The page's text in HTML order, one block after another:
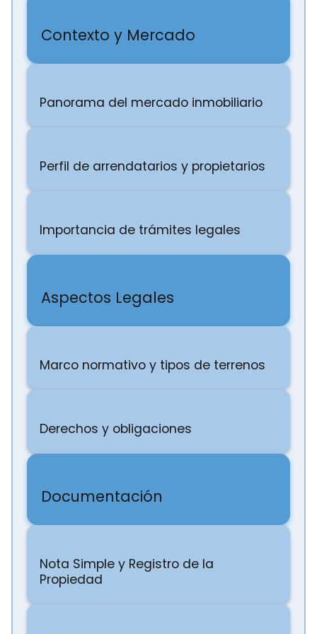
Contexto y Mercado
Panorama del mercado inmobiliario
Perfil de arrendatarios y propietarios
Importancia de trámites legales
Aspectos Legales
Marco normativo y tipos de terrenos
Derechos y obligaciones
Documentación
Nota Simple y Registro de la
Propiedad